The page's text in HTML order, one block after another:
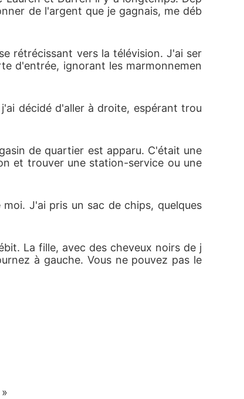
de l'argent que je gagnais, me déb
rétrécissant vers la télévision. J'ai ser
d'entrée, ignorant les marmonnemen
décidé d'aller à droite, espérant trou
de quartier est apparu. C'était une
et trouver une station-service ou une
J'ai pris un sac de chips, quelques
La fille, avec des cheveux noirs de j
à gauche. Vous ne pouvez pas le